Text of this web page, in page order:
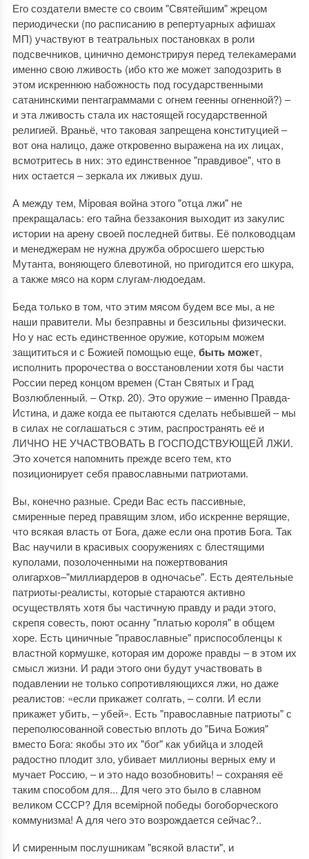
Его создатели вместе со своим "Святейшим" жрецом
периодически (по расписанию в репертуарных афишах
МП) участвуют в театральных постановках в роли
подсвечников, цинично демонстрируя перед телекамерами
именно свою лживость (ибо кто же может заподозрить в
этом искреннюю набожность под государственными
сатанинскими пентаграммами с огнем геенны огненной?) ‒
и эта лживость стала их настоящей государственной
религией. Враньё, что таковая запрещена конституцией ‒
вот она налицо, даже откровенно выражена на их лицах,
всмотритесь в них: это единственное "правдивое", что в
них остается ‒ зеркала их лживых душ.
А между тем, Мiровая война этого "отца лжи" не
прекращалась: его тайна беззакония выходит из закулис
истории на арену своей последней битвы. Её полководцам
и менеджерам не нужна дружба обросшего шерстью
Мутанта, воняющего блевотиной, но пригодится его шкура,
а также мясо на корм слугам-людоедам.
Беда только в том, что этим мясом будем все мы, а не
наши правители. Мы безправны и безсильны физически.
Но у нас есть единственное оружие, которым можем
защититься и с Божией помощью еще, быть может,
исполнить пророчества о восстановлении хотя бы части
России перед концом времен (Стан Святых и Град
Возлюбленный. ‒ Откр. 20). Это оружие ‒ именно Правда-
Истина, и даже когда ее пытаются сделать небывшей ‒ мы
в силах не соглашаться с этим, распространять её и
ЛИЧНО НЕ УЧАСТВОВАТЬ В ГОСПОДСТВУЮЩЕЙ ЛЖИ.
Это хочется напомнить прежде всего тем, кто
позиционирует себя православными патриотами.
Вы, конечно разные. Среди Вас есть пассивные,
смиренные перед правящим злом, ибо искренне верящие,
что всякая власть от Бога, даже если она против Бога. Так
Вас научили в красивых сооружениях с блестящими
куполами, позолоченными на пожертвования
олигархов‒"миллиардеров в одночасье". Есть деятельные
патриоты-реалисты, которые стараются активно
осуществлять хотя бы частичную правду и ради этого,
скрепя совесть, поют осанну "платью короля" в общем
хоре. Есть циничные "православные" приспособленцы к
властной кормушке, которая им дороже правды ‒ в этом их
смысл жизни. И ради этого они будут участвовать в
подавлении не только сопротивляющихся лжи, но даже
реалистов: «если прикажет солгать, – солги. И если
прикажет убить, – убей». Есть "православные патриоты" с
переполюсованной совестью вплоть до "Бича Божия"
вместо Бога: якобы это их "бог" как убийца и злодей
радостно плодит зло, убивает миллионы верных ему и
мучает Россию, ‒ и это надо возобновить! ‒ сохраняя её
таким способом для... Для чего это было в славном
великом СССР? Для всемiрной победы богоборческого
коммунизма! А для чего это возрождается сейчас?..
И смиренным послушникам "всякой власти", и